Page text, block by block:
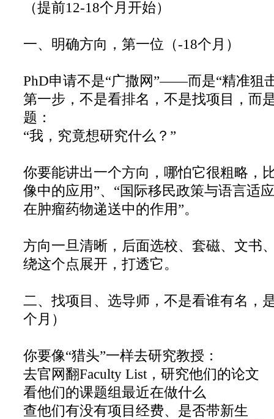
（提前12-18个月开始）
一、明确方向，第一位（-18个月）
PhD申请不是“广撒网”——而是“精准狙
第一步，不是看排名，不是找项目，而
题：
“我，究竟想研究什么？”
你要能讲出一个方向，哪怕它很粗略，
像中的应用”、“国际移民政策与语言适
在肿瘤药物递送中的作用”。
方向一旦清晰，后面选校、套磁、文书
绕这个点展开，打透它。
二、找项目、选导师，不是看谁有名，
个月）
你要像“猎头”一样去研究教授：
去官网翻Faculty List，研究他们的论文
看他们的课题组最近在做什么
查他们有没有项目经费、是否带新生